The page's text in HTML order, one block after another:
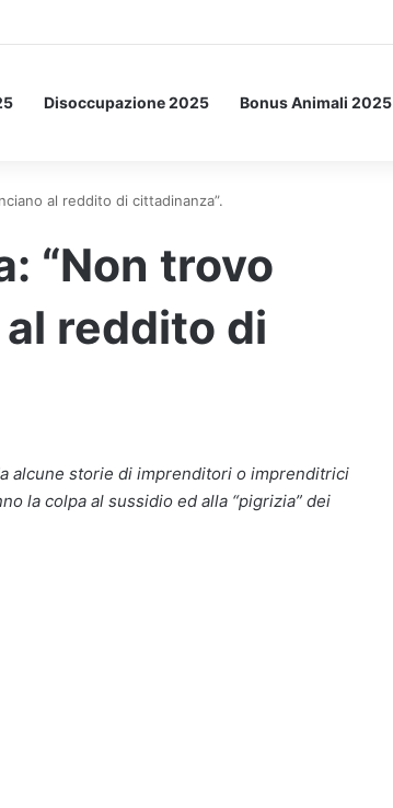
spaziale.
Disoccupazione 2025 Bonus Animali 2025
al reddito di cittadinanza”.
“Non trovo
reddito di
alcune storie di imprenditori o imprenditrici
la colpa al sussidio ed alla “pigrizia” dei